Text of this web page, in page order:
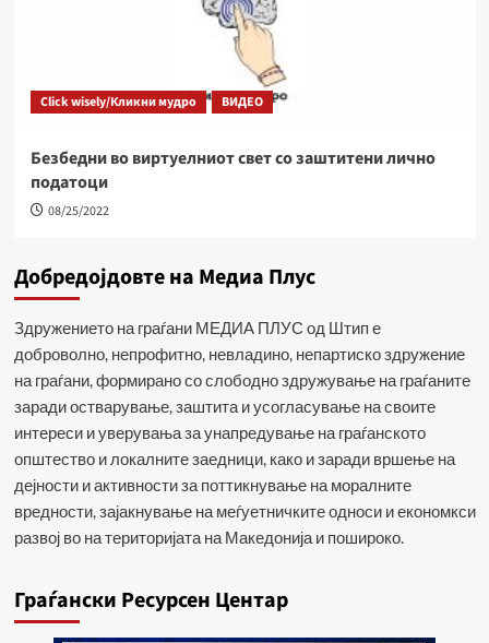
Click wisely/Кликни мудро ВИДЕО
Безбедни во виртуелниот свет со заштитени лично
податоци
08/25/2022
Добредојдовте на Медиа Плус
Здружението на граѓани МЕДИА ПЛУС од Штип е
доброволно, непрофитно, невладино, непартиско здружение
на граѓани, формирано со слободно здружување на граѓаните
заради остварување, заштита и усогласување на своите
интереси и уверувања за унапредување на граѓанското
општество и локалните заедници, како и заради вршење на
дејности и активности за поттикнување на моралните
вредности, зајакнување на меѓуетничките односи и економкси
развој во на територијата на Македонија и пошироко.
Граѓански Ресурсен Центар